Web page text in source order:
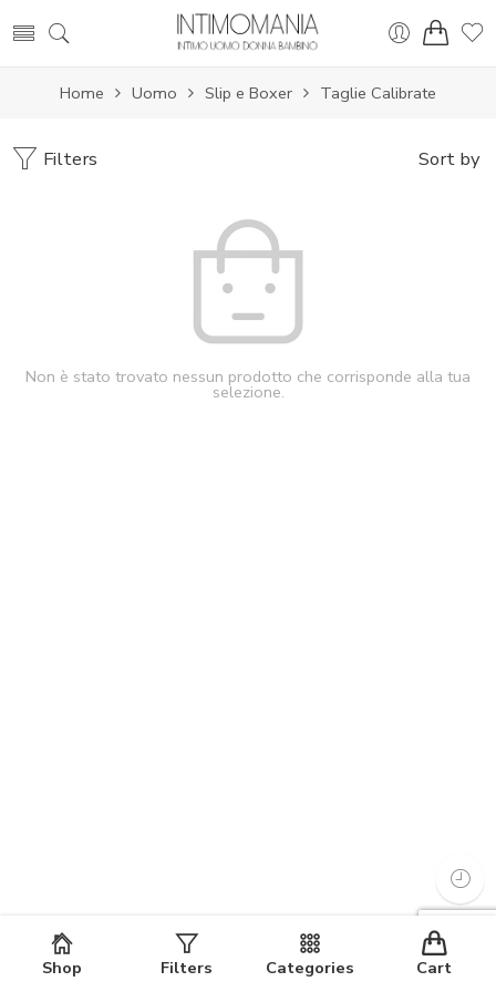
Home Uomo Slip e Boxer Taglie Calibrate
Filters Sort by
Non è stato trovato nessun prodotto che corrisponde alla tua
selezione.
Shop Filters Categories Cart